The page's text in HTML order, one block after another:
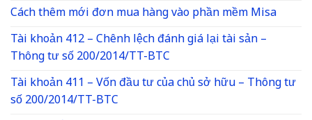
Cách thêm mới đơn mua hàng vào phần mềm Misa
Tài khoản 412 – Chênh lệch đánh giá lại tài sản –
Thông tư số 200/2014/TT-BTC
Tài khoản 411 – Vốn đầu tư của chủ sở hữu – Thông tư
số 200/2014/TT-BTC